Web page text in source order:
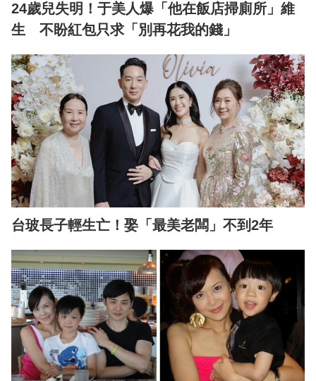
24歲兒失明！于美人爆「他在飯店掃廁所」維
生 不盼紅包只求「別再花我的錢」
台玻長子輕生亡！娶「最美老闆」不到2年